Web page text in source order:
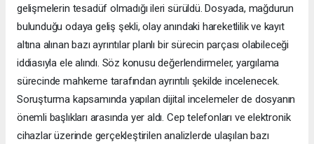
gelişmelerin tesadüf olmadığı ileri sürüldü. Dosyada, mağdurun
bulunduğu odaya geliş şekli, olay anındaki hareketlilik ve kayıt
altına alınan bazı ayrıntılar planlı bir sürecin parçası olabileceği
iddiasıyla ele alındı. Söz konusu değerlendirmeler, yargılama
sürecinde mahkeme tarafından ayrıntılı şekilde incelenecek.
Soruşturma kapsamında yapılan dijital incelemeler de dosyanın
önemli başlıkları arasında yer aldı. Cep telefonları ve elektronik
cihazlar üzerinde gerçekleştirilen analizlerde ulaşılan bazı